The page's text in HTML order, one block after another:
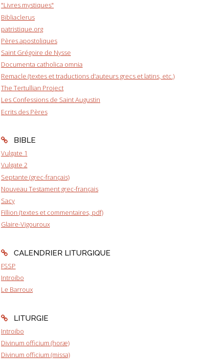
"Livres mystiques"
Bibliaclerus
patristique.org
Pères apostoliques
Saint Grégoire de Nysse
Documenta catholica omnia
Remacle (textes et traductions d'auteurs grecs et latins, etc.)
The Tertullian Project
Les Confessions de Saint Augustin
Ecrits des Pères
BIBLE
Vulgate 1
Vulgate 2
Septante (grec-français)
Nouveau Testament grec-français
Sacy
Fillion (textes et commentaires, pdf)
Glaire-Vigouroux
CALENDRIER LITURGIQUE
FSSP
Introibo
Le Barroux
LITURGIE
Introibo
Divinum officium (horæ)
Divinum officium (missa)